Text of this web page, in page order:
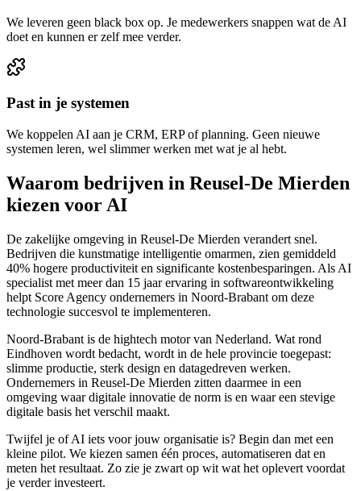
We leveren geen black box op. Je medewerkers snappen wat de AI
doet en kunnen er zelf mee verder.
Past in je systemen
We koppelen AI aan je CRM, ERP of planning. Geen nieuwe
systemen leren, wel slimmer werken met wat je al hebt.
Waarom bedrijven in Reusel-De Mierden
kiezen voor AI
De zakelijke omgeving in Reusel-De Mierden verandert snel.
Bedrijven die kunstmatige intelligentie omarmen, zien gemiddeld
40% hogere productiviteit en significante kostenbesparingen. Als AI
specialist met meer dan 15 jaar ervaring in softwareontwikkeling
helpt Score Agency ondernemers in Noord-Brabant om deze
technologie succesvol te implementeren.
Noord-Brabant is de hightech motor van Nederland. Wat rond
Eindhoven wordt bedacht, wordt in de hele provincie toegepast:
slimme productie, sterk design en datagedreven werken.
Ondernemers in Reusel-De Mierden zitten daarmee in een
omgeving waar digitale innovatie de norm is en waar een stevige
digitale basis het verschil maakt.
Twijfel je of AI iets voor jouw organisatie is? Begin dan met een
kleine pilot. We kiezen samen één proces, automatiseren dat en
meten het resultaat. Zo zie je zwart op wit wat het oplevert voordat
je verder investeert.